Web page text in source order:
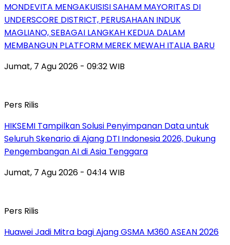
MONDEVITA MENGAKUISISI SAHAM MAYORITAS DI
UNDERSCORE DISTRICT, PERUSAHAAN INDUK
MAGLIANO, SEBAGAI LANGKAH KEDUA DALAM
MEMBANGUN PLATFORM MEREK MEWAH ITALIA BARU
Jumat, 7 Agu 2026 - 09:32 WIB
Pers Rilis
HIKSEMI Tampilkan Solusi Penyimpanan Data untuk
Seluruh Skenario di Ajang DTI Indonesia 2026, Dukung
Pengembangan AI di Asia Tenggara
Jumat, 7 Agu 2026 - 04:14 WIB
Pers Rilis
Huawei Jadi Mitra bagi Ajang GSMA M360 ASEAN 2026